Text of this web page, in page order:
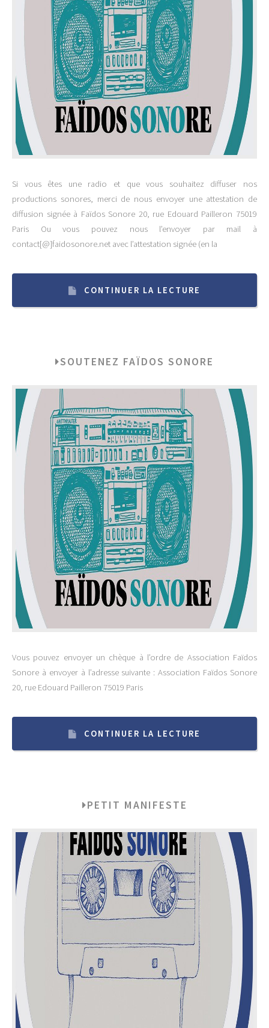
Si vous êtes une radio et que vous souhaitez diffuser nos
productions sonores, merci de nous envoyer une attestation de
diffusion signée à Faïdos Sonore 20, rue Edouard Pailleron 75019
Paris Ou vous pouvez nous l’envoyer par mail à
contact[@]faidosonore.net avec l’attestation signée (en la
CONTINUER LA LECTURE
SOUTENEZ FAÏDOS SONORE
Vous pouvez envoyer un chèque à l’ordre de Association Faïdos
Sonore à envoyer à l’adresse suivante : Association Faïdos Sonore
20, rue Edouard Pailleron 75019 Paris
CONTINUER LA LECTURE
PETIT MANIFESTE